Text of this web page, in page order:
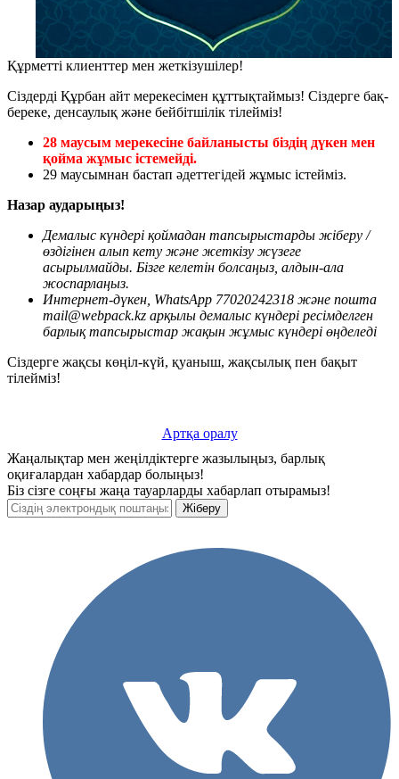
Құрметті клиенттер мен жеткізушілер!
Сіздерді Құрбан айт мерекесімен құттықтаймыз! Сіздерге бақ-
береке, денсаулық және бейбітшілік тілейміз!
28 маусым мерекесіне байланысты біздің дүкен мен
қойма жұмыс істемейді.
29 маусымнан бастап әдеттегідей жұмыс істейміз.
Назар аударыңыз!
Демалыс күндері қоймадан тапсырыстарды жіберу /
өздігінен алып кету және жеткізу жүзеге
асырылмайды. Бізге келетін болсаңыз , алдын-ала
жоспарлаңыз.
Интернет-дүкен, WhatsApp 77020242318 және пошта
mail@webpack.kz арқылы демалыс күндері ресімделген
барлық тапсырыстар жақын жұмыс күндері өңделеді
Сіздерге жақсы көңіл-күй, қуаныш, жақсылық пен бақыт
тілейміз!
Артқа оралу
Жаңалықтар мен жеңілдіктерге жазылыңыз, барлық
оқиғалардан хабардар болыңыз!
Біз сізге соңғы жаңа тауарларды хабарлап отырамыз!